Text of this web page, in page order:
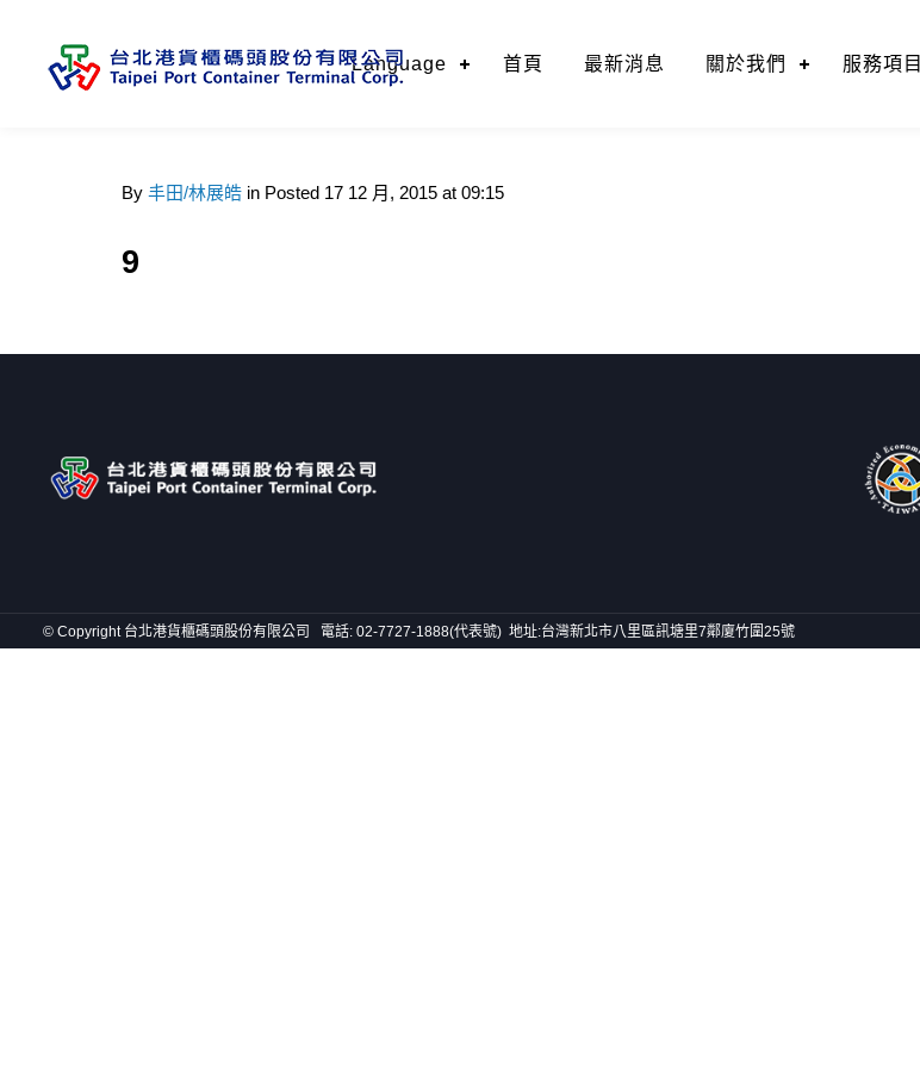
Language 首頁 最新消息 關於我們 服務項目
By 丰田/林展皓 in Posted 17 12 月, 2015 at 09:15
9
© Copyright 台北港貨櫃碼頭股份有限公司 電話: 02-7727-1888(代表號) 地址:台灣新北市八里區訊塘里7鄰廈竹圍25號